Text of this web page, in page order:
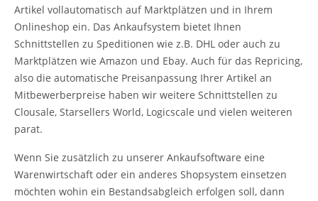
Artikel vollautomatisch auf Marktplätzen und in Ihrem
Onlineshop ein. Das Ankaufsystem bietet Ihnen
Schnittstellen zu Speditionen wie z.B. DHL oder auch zu
Marktplätzen wie Amazon und Ebay. Auch für das Repricing,
also die automatische Preisanpassung Ihrer Artikel an
Mitbewerberpreise haben wir weitere Schnittstellen zu
Clousale, Starsellers World, Logicscale und vielen weiteren
parat.
Wenn Sie zusätzlich zu unserer Ankaufsoftware eine
Warenwirtschaft oder ein anderes Shopsystem einsetzen
möchten wohin ein Bestandsabgleich erfolgen soll, dann